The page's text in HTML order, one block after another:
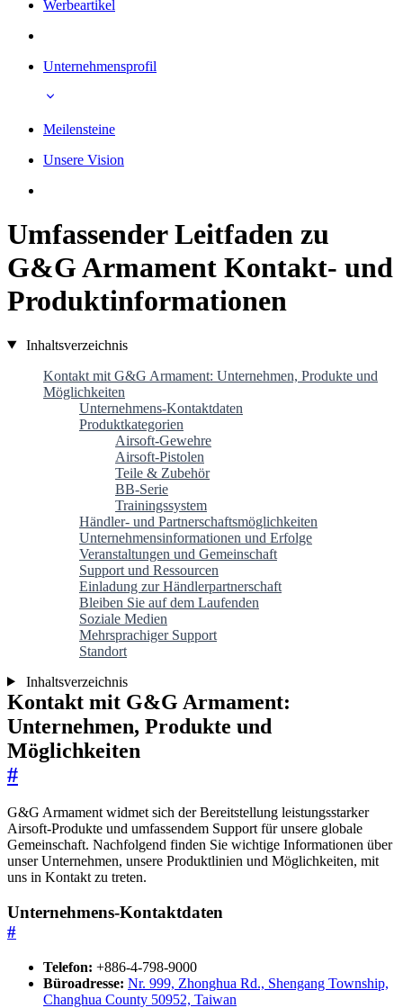
Werbeartikel
Unternehmensprofil
Meilensteine
Unsere Vision
Umfassender Leitfaden zu
G&G Armament Kontakt- und
Produktinformationen
Inhaltsverzeichnis
Kontakt mit G&G Armament: Unternehmen, Produkte und
Möglichkeiten
Unternehmens-Kontaktdaten
Produktkategorien
Airsoft-Gewehre
Airsoft-Pistolen
Teile & Zubehör
BB-Serie
Trainingssystem
Händler- und Partnerschaftsmöglichkeiten
Unternehmensinformationen und Erfolge
Veranstaltungen und Gemeinschaft
Support und Ressourcen
Einladung zur Händlerpartnerschaft
Bleiben Sie auf dem Laufenden
Soziale Medien
Mehrsprachiger Support
Standort
Inhaltsverzeichnis
Kontakt mit G&G Armament:
Unternehmen, Produkte und
Möglichkeiten
#
G&G Armament widmet sich der Bereitstellung leistungsstarker
Airsoft-Produkte und umfassendem Support für unsere globale
Gemeinschaft. Nachfolgend finden Sie wichtige Informationen über
unser Unternehmen, unsere Produktlinien und Möglichkeiten, mit
uns in Kontakt zu treten.
Unternehmens-Kontaktdaten
#
Telefon: +886-4-798-9000
Büroadresse: Nr. 999, Zhonghua Rd., Shengang Township,
Changhua County 50952, Taiwan